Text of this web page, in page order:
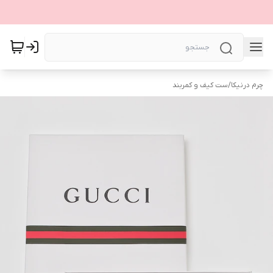
چرم درنیکا/ست‌ کیف و کمربند